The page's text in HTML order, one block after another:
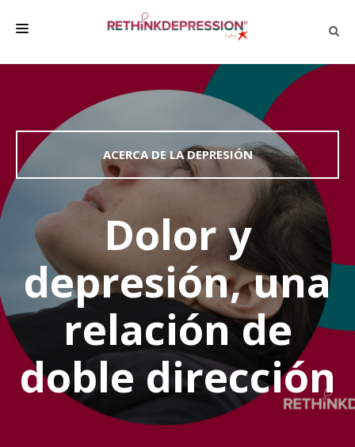
ACERCA DE LA DEPRESIÓN
HABLAR CON LOS DEMÁS
FAMILIA Y AMIGOS
EMPRESA
DEPRESSÃO SEM RODEIOS
ACERCA DE LA DEPRESIÓN
Dolor y
depresión, una
relación de
doble dirección